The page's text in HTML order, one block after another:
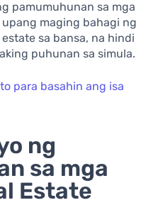
pamumuhunan sa mga
upang maging bahagi ng
sa bansa, na hindi
puhunan sa simula.
para basahin ang isa
ng
sa mga
Estate